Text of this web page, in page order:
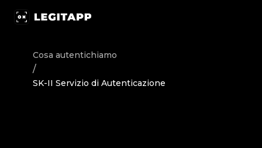
Cosa autentichiamo
/
SK-II Servizio di Autenticazione